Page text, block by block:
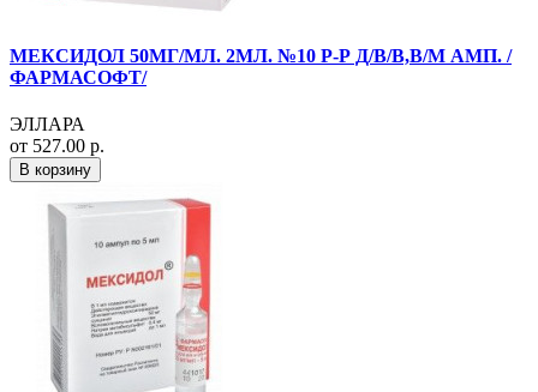
МЕКСИДОЛ 50МГ/МЛ. 2МЛ. №10 Р-Р Д/В/В,В/М АМП. /
ФАРМАСОФТ/
ЭЛЛАРА
от 527.00 р.
В корзину